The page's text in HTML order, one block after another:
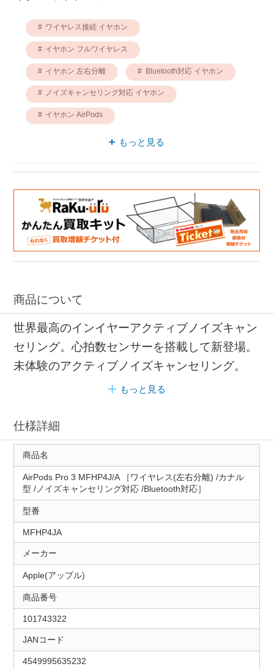
ワイヤレス接続 イヤホン
イヤホン フルワイヤレス
イヤホン 左右分離 Bluetooth対応 イヤホン
ノイズキャンセリング対応 イヤホン
イヤホン AirPods
もっと見る
商品について
世界最高のインイヤーアクティブノイズキャン
セリング。心拍数センサーを搭載して新登場。
未体験のアクティブノイズキャンセリング。
もっと見る
仕様詳細
商品名
AirPods Pro 3 MFHP4J/A ［ワイヤレス(左右分離) /カナル
型 /ノイズキャンセリング対応 /Bluetooth対応］
型番
MFHP4JA
メーカー
Apple(アップル)
商品番号
101743322
JANコード
4549995635232